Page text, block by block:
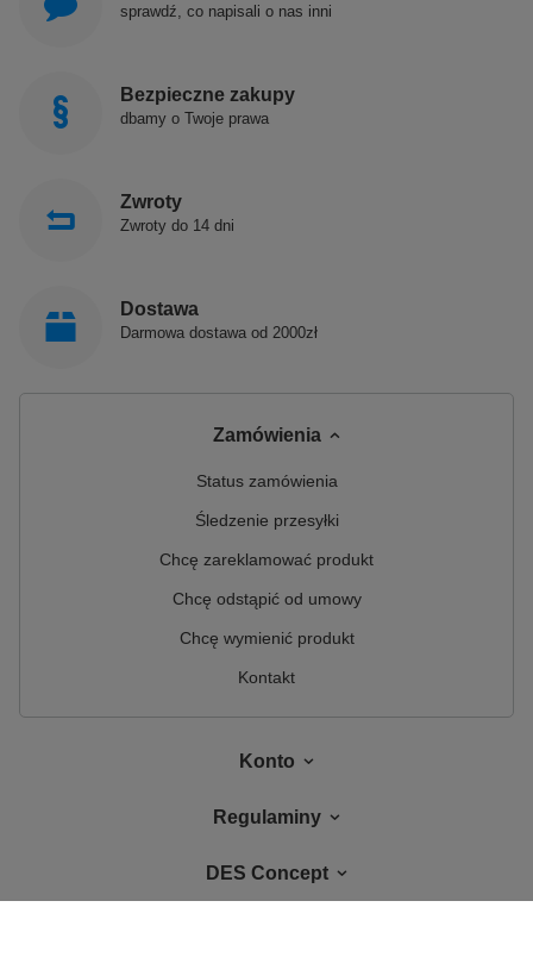
sprawdź, co napisali o nas inni
Bezpieczne zakupy
dbamy o Twoje prawa
Zwroty
Zwroty do 14 dni
Dostawa
Darmowa dostawa od 2000zł
Zamówienia
Status zamówienia
Śledzenie przesyłki
Chcę zareklamować produkt
Chcę odstąpić od umowy
Chcę wymienić produkt
Kontakt
Konto
Regulaminy
DES Concept